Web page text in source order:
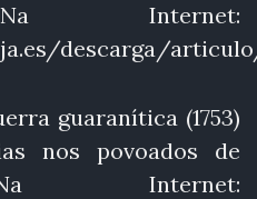
Internet:
descarga/
guaranítica (1753)
nos povoados de
Internet: